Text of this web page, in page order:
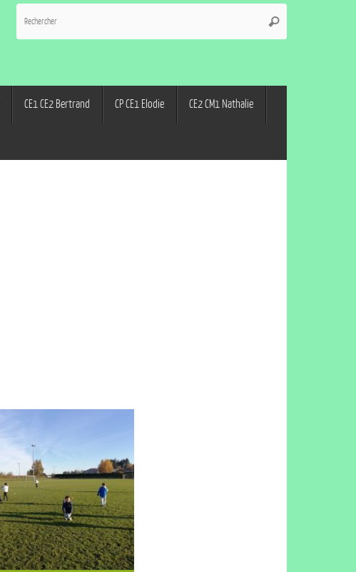
CE1 CE2 Bertrand CP CE1 Elodie CE2 CM1 Nathalie